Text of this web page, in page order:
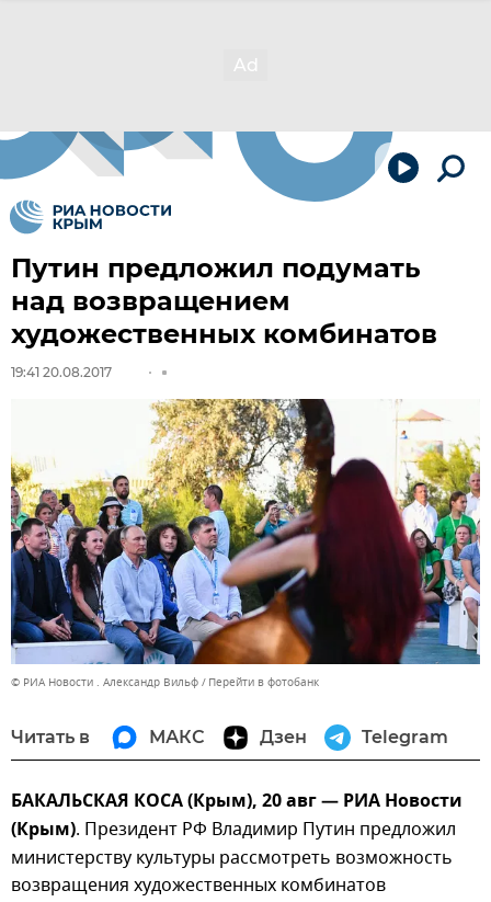
Путин предложил подумать
над возвращением
художественных комбинатов
19:41 20.08.2017
© РИА Новости . Александр Вильф Перейти в фотобанк
Читать в МАКС Дзен Telegram
БАКАЛЬСКАЯ КОСА (Крым), 20 авг — РИА Новости
(Крым). Президент РФ Владимир Путин предложил
министерству культуры рассмотреть возможность
возвращения художественных комбинатов